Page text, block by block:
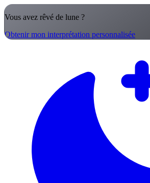
Vous avez rêvé de lune ?
Obtenir mon interprétation personnalisée